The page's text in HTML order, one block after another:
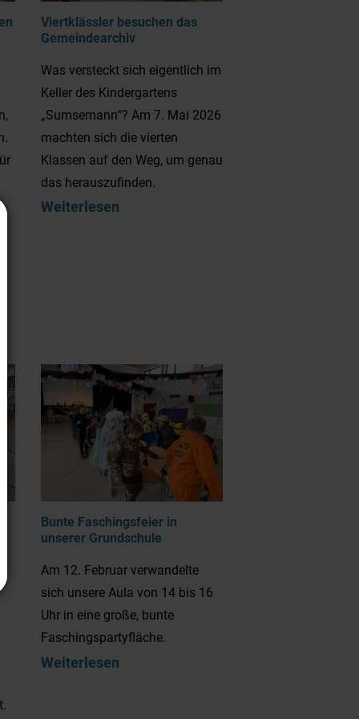
Viertklässler besuchen das
Gemeindearchiv
Was versteckt sich eigentlich im
Keller des Kindergartens
„Sumsemann“? Am 7. Mai 2026
machten sich die vierten
Klassen auf den Weg, um genau
das herauszufinden.
Weiterlesen
Bunte Faschingsfeier in
unserer Grundschule
Am 12. Februar verwandelte
sich unsere Aula von 14 bis 16
Uhr in eine große, bunte
Faschingspartyfläche.
Weiterlesen